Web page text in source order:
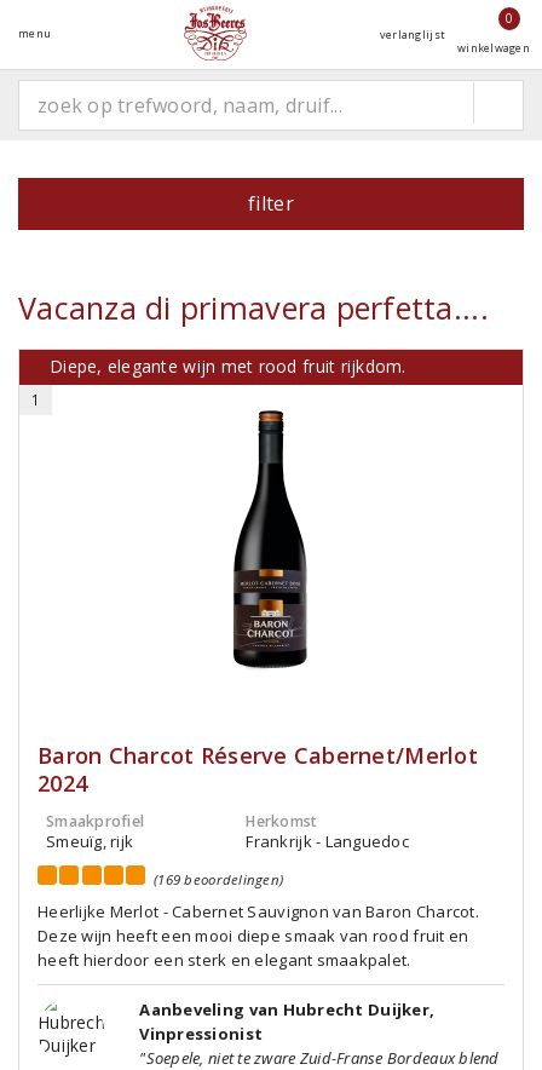
menu verlanglijst
0
winkelwagen
filter
Vacanza di primavera perfetta....
Diepe, elegante wijn met rood fruit rijkdom.
1
Baron Charcot Réserve Cabernet/Merlot
2024
Smaakprofiel
Smeuïg, rijk
Herkomst
Frankrijk - Languedoc
(169 beoordelingen)
Heerlijke Merlot - Cabernet Sauvignon van Baron Charcot.
Deze wijn heeft een mooi diepe smaak van rood fruit en
heeft hierdoor een sterk en elegant smaakpalet.
Aanbeveling van Hubrecht Duijker,
Vinpressionist
"Soepele, niet te zware Zuid-Franse Bordeaux blend